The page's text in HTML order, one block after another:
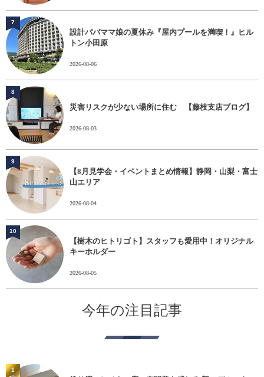
設計パパママ娘の夏休み『屋内プールを満喫！』ヒル
トン小田原
2026-08-06
7
災害リスクが少ない場所に住む 【藤枝支店ブログ】
2026-08-03
8
【8月見学会・イベントまとめ情報】静岡・山梨・富士
山エリア
2026-08-04
9
【樹木のヒトリゴト】スタッフも愛用中！オリジナル
キーホルダー
2026-08-05
10
今年の注目記事
1